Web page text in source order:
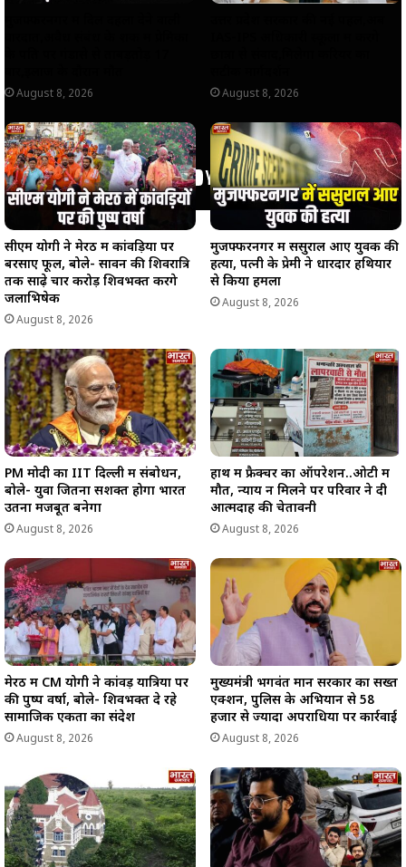
August 8, 2026 August 8, 2026
सीएम योगी ने मेरठ में कांवड़ियों पर
बरसाए फूल, बोले- सावन की शिवरात्रि
तक साढ़े चार करोड़ शिवभक्त करेंगे
जलाभिषेक
August 8, 2026
मुजफ्फरनगर में ससुराल आए युवक की
हत्या, पत्नी के प्रेमी ने धारदार हथियार
से किया हमला
August 8, 2026
PM मोदी का IIT दिल्ली में संबोधन,
बोले- युवा जितना सशक्त होगा भारत
उतना मजबूत बनेगा
August 8, 2026
हाथ में फ्रैक्चर का ऑपरेशन..ओटी में
मौत, न्याय न मिलने पर परिवार ने दी
आत्मदाह की चेतावनी
August 8, 2026
मेरठ में CM योगी ने कांवड़ यात्रियों पर
की पुष्प वर्षा, बोले- शिवभक्त दे रहे
सामाजिक एकता का संदेश
August 8, 2026
मुख्यमंत्री भगवंत मान सरकार का सख्त
एक्शन, पुलिस के अभियान से 58
हजार से ज्यादा अपराधियों पर कार्रवाई
August 8, 2026